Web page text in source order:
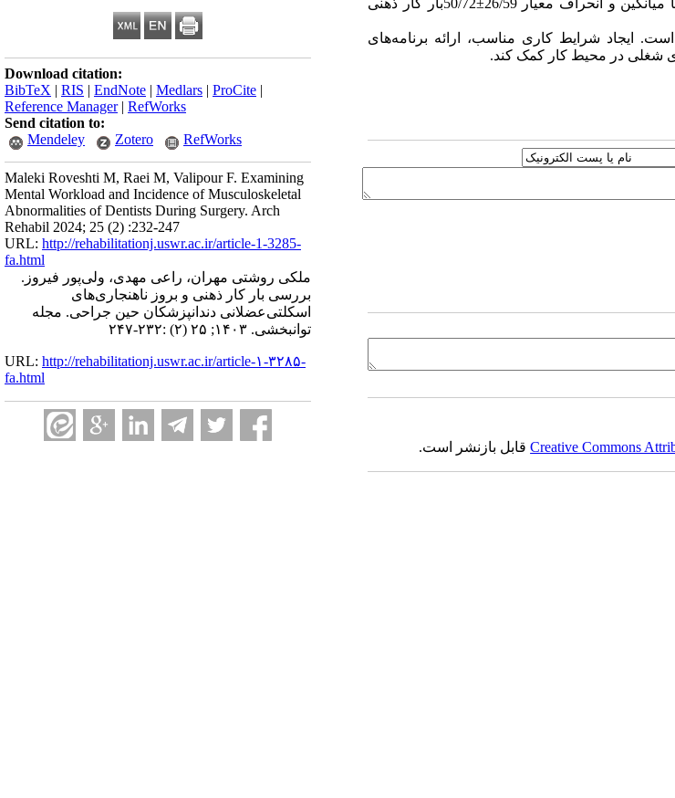
Download citation:
BibTeX | RIS | EndNote | Medlars | ProCite |
Reference Manager| RefWorks
Send citation to:
Mendeley
Zotero RefWorks
Maleki Roveshti M, Raei M, Valipour F. Examining
Mental Workload and Incidence of Musculoskeletal
Abnormalities of Dentists During Surgery. Arch
Rehabil 2024; 25 (2) :232-247
URL: http://rehabilitationj.uswr.ac.ir/article-1-3285-
fa.html
ملکی روشتی مهران، راعی مهدی، ولی‌پور فیروز.
بررسی بار کار ذهنی و بروز ناهنجاری‌های
اسکلتی‌عضلانی دندانپزشکان حین جراحی. مجله
توانبخشی. ۱۴۰۳; ۲۵ (۲) :۲۳۲-۲۴۷
URL: http://rehabilitationj.uswr.ac.ir/article-۱-۳۲۸۵-
fa.html
ایجاد شرایط کاری مناسب، ارائه برنامه‌های
شغلی در محیط کار کمک کند.
Creative Commonsقابل بازنشر است.